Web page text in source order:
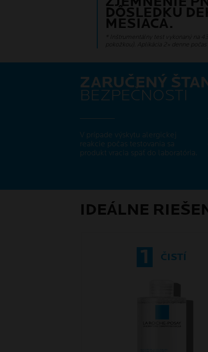
DÔSLEDKU
MESIACA.
* Inštrumentálny test vykonaný na
pokožkou). Aplikácia 2× denne počas
ZARUČENÝ
BEZPEČNOSTI
V prípade výskytu alergickej
reakcie počas testovania sa
produkt vracia späť do laboratória.
IDEÁLNE
1 ČISTÍ